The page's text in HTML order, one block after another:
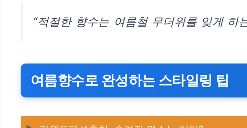
“적절한 향수는 여름철 무더위를 잊게 하
여름향수로 완성하는 스타일링 팁